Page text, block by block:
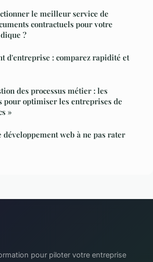
le meilleur service de
contractuels pour votre
?
d'entreprise : comparez rapidité et
des processus métier : les
pour optimiser les entreprises de
»
développement web à ne pas rater
pour piloter votre entreprise